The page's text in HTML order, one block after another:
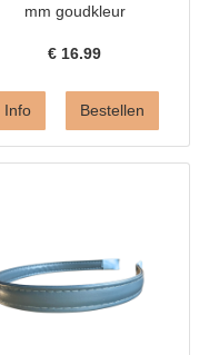
mm goudkleur
€ 16.99